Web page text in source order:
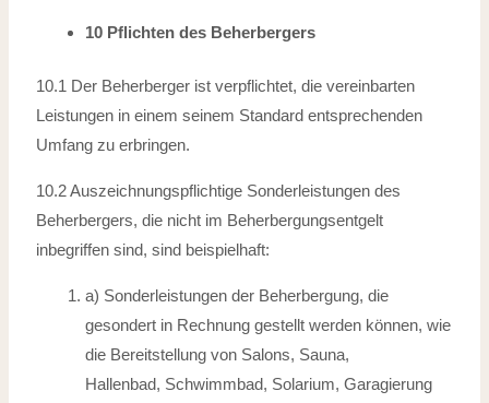
10 Pflichten des Beherbergers
10.1 Der Beherberger ist verpflichtet, die vereinbarten
Leistungen in einem seinem Standard entsprechenden
Umfang zu erbringen.
10.2 Auszeichnungspflichtige Sonderleistungen des
Beherbergers, die nicht im Beherbergungsentgelt
inbegriffen sind, sind beispielhaft:
a) Sonderleistungen der Beherbergung, die
gesondert in Rechnung gestellt werden können, wie
die Bereitstellung von Salons, Sauna,
Hallenbad, Schwimmbad, Solarium, Garagierung